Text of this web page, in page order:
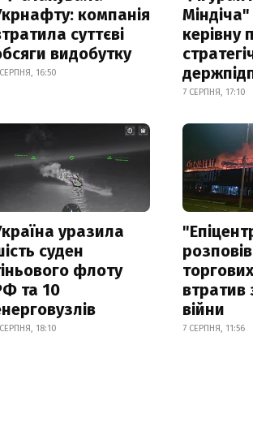
компанія
суттєві
видобутку
16:50
керівну
7 СЕРПНЯ, 17:10
уразила
суден
флоту
та 10
18:10
втратив
війни
7 СЕРПНЯ, 11:56